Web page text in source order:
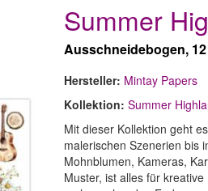
Summer
Ausschneidebogen,
Hersteller: Mintay Papers
Kollektion: Summer
Mit dieser Kollektion geht
malerischen Szenerien bis
Mohnblumen, Kameras,
Muster, ist alles für